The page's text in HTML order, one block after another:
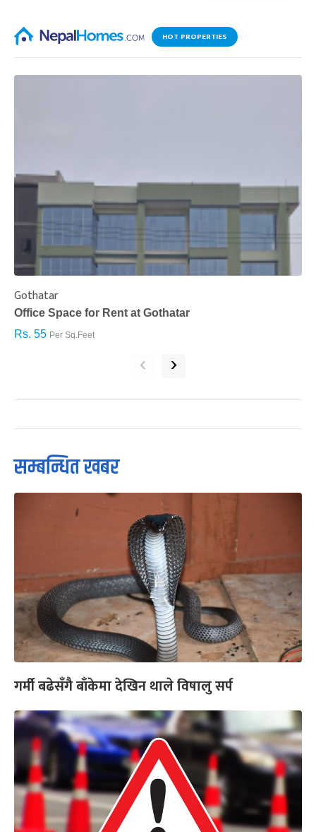
HOT PROPERTIES
Gothatar
Office Space for Rent at Gothatar
Rs. 55 Per Sq.Feet
‹ ›
सम्बन्धित खबर
गर्मी बढेसँगै बाँकेमा देखिन थाले विषालु सर्प